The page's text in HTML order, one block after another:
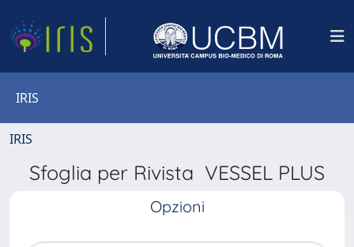
IRIS
IRIS
Sfoglia per Rivista VESSEL PLUS
Opzioni